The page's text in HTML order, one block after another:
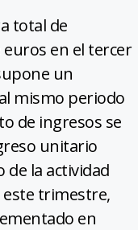
total de
euros en el tercer
un
mismo periodo
de ingresos se
unitario
la actividad
trimestre,
en